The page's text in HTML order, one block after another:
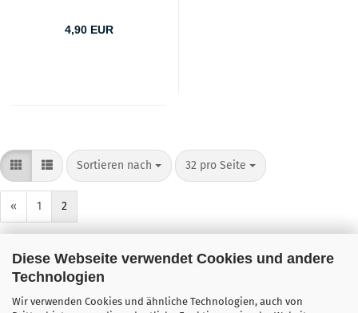
Diese Webseite verwendet Cookies und andere
Technologien
Wir verwenden Cookies und ähnliche Technologien, auch von
4,90 EUR
Sortieren nach
Sortieren nach 32 pro Seite
pro Seite
« 1 2
33 bis49(von insgesamt49)